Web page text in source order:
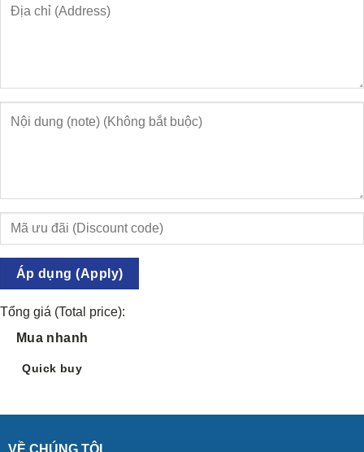
Áp dụng (Apply)
Tổng giá (Total price):
Mua nhanh
Quick buy
VỀ CHÚNG TÔI